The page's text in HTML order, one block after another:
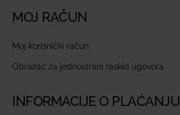
MOJ RAČUN
Moj korisnički račun
Obrazac za jednostrani raskid ugovora
INFORMACIJE O PLAĆANJU